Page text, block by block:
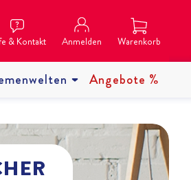
& Kontakt Anmelden Warenkorb
Angebote %